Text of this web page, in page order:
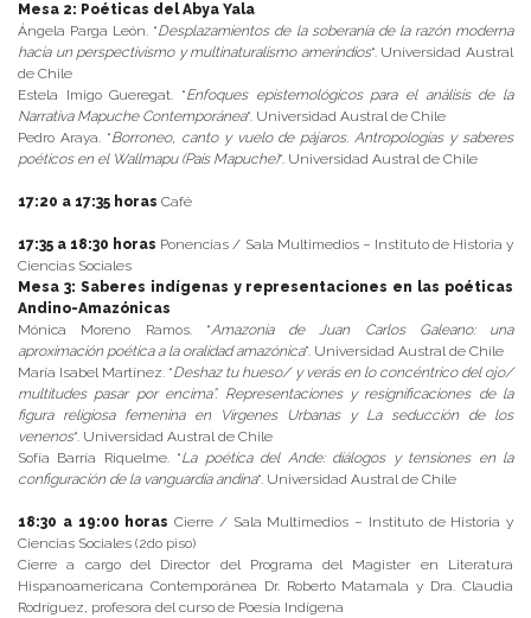
Mesa 2: Poéticas del Abya Yala
Ángela Parga León. “Desplazamientos de la soberanía de la razón moderna
hacia un perspectivismo y multinaturalismo amerindios“. Universidad Austral
de Chile
Estela Imigo Gueregat. “Enfoques epistemológicos para el análisis de la
Narrativa Mapuche Contemporánea“. Universidad Austral de Chile
Pedro Araya. “Borroneo, canto y vuelo de pájaros. Antropologías y saberes
poéticos en el Wallmapu (País Mapuche)“. Universidad Austral de Chile
17:20 a 17:35 horas Café
17:35 a 18:30 horas Ponencias / Sala Multimedios – Instituto de Historia y
Ciencias Sociales
Mesa 3: Saberes indígenas y representaciones en las poéticas
Andino-Amazónicas
Mónica Moreno Ramos. “Amazonia de Juan Carlos Galeano: una
aproximación poética a la oralidad amazónica”. Universidad Austral de Chile
María Isabel Martínez. “Deshaz tu hueso/ y verás en lo concéntrico del ojo/
multitudes pasar por encima”. Representaciones y resignificaciones de la
figura religiosa femenina en Vírgenes Urbanas y La seducción de los
venenos“. Universidad Austral de Chile
Sofía Barría Riquelme. “La poética del Ande: diálogos y tensiones en la
configuración de la vanguardia andina“. Universidad Austral de Chile
18:30 a 19:00 horas Cierre / Sala Multimedios – Instituto de Historia y
Ciencias Sociales (2do piso)
Cierre a cargo del Director del Programa del Magister en Literatura
Hispanoamericana Contemporánea Dr. Roberto Matamala y Dra. Claudia
Rodríguez, profesora del curso de Poesía Indígena